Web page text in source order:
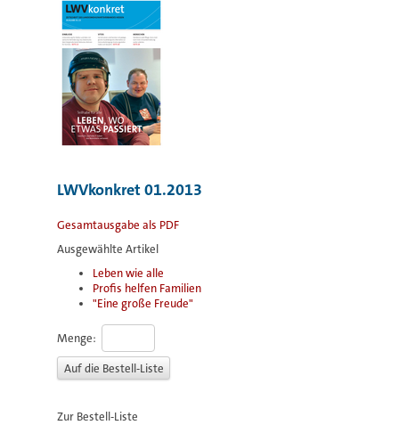
LWVkonkret 01.2013
Gesamtausgabe als PDF
Ausgewählte Artikel
Leben wie alle
Profis helfen Familien
"Eine große Freude"
Menge:
Zur Bestell-Liste